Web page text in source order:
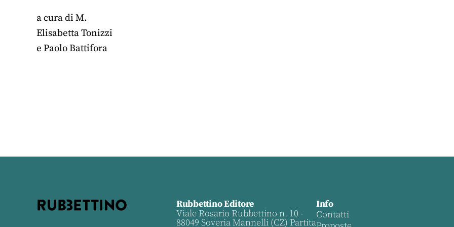
a cura di M.
Elisabetta Tonizzi
e Paolo Battifora
Rubbettino Editore
Viale Rosario Rubbettino n. 10 -
88049 Soveria Mannelli (CZ) Partita
Info
Contatti